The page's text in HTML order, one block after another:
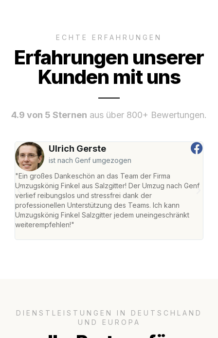
ECHTE ERFAHRUNGEN
Erfahrungen unserer
Kunden mit uns
4.9 von 5 Sternen aus über 800+ Bewertungen.
Ulrich Gerste
ist nach Genf umgezogen
"Ein großes Dankeschön an das Team der Firma
Umzugskönig Finkel aus Salzgitter! Der Umzug nach Genf
verlief reibungslos und stressfrei dank der
professionellen Unterstützung des Teams. Ich kann
Umzugskönig Finkel Salzgitter jedem uneingeschränkt
weiterempfehlen!"
DIENSTLEISTUNGEN IN DEUTSCHLAND
UND EUROPA